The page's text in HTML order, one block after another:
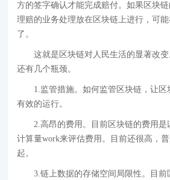
方的签字确认才能完成赔付。如果区块
理赔的业务处理放在区块链上进行，可
了。
这就是区块链对人民生活的显著改
还有几个瓶颈。
1.监管措施。如何监管区块链，让区
有效的运行。
2.高昂的费用。目前区块链的费用是
计算量work来评估费用。目前还很高，
起。
3.链上数据的存储空间局限性。目